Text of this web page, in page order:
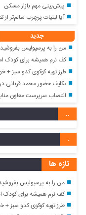
پیش‌بینی مهم بازار مسکن
آیا لبنیات پرچرب سالم‌تر
جدید
من را به پرسپولیس
کف نرم همیشه برای کودک امن نیست؛ ۶ نشانه‌ای که قبل
طرز تهیه کوکوی کدو سبز
تکلیف حضور محمد
انتصاب سرپرست معاون
..
.
تازه ها
من را به پرسپولیس
کف نرم همیشه برای کودک امن نیست؛ ۶ نشانه‌ای که قبل
طرز تهیه کوکوی کدو سبز